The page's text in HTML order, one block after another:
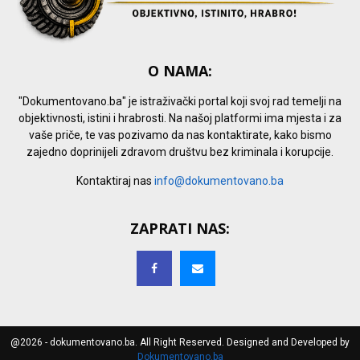
O NAMA:
"Dokumentovano.ba" je istraživački portal koji svoj rad temelji na
objektivnosti, istini i hrabrosti. Na našoj platformi ima mjesta i za
vaše priče, te vas pozivamo da nas kontaktirate, kako bismo
zajedno doprinijeli zdravom društvu bez kriminala i korupcije.
Kontaktiraj nas info@dokumentovano.ba
ZAPRATI NAS:
@2026 - dokumentovano.ba. All Right Reserved. Designed and Developed by
Dokumentovano.ba